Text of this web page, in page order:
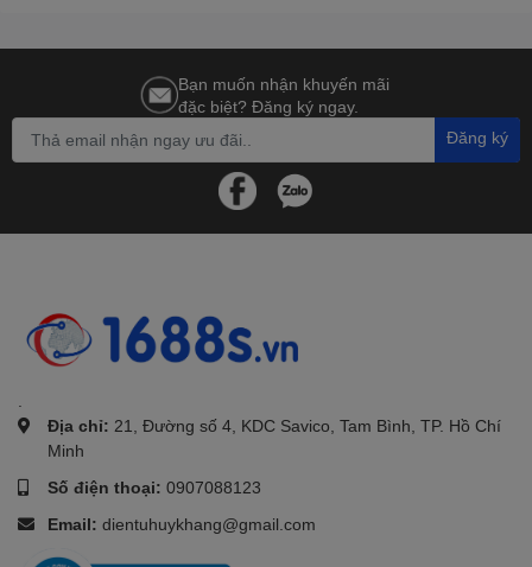
Bạn muốn nhận khuyến mãi
đặc biệt? Đăng ký ngay.
Đăng ký
Địa chỉ: 21, Đường số 4, KDC Savico, Tam Bình, TP. Hồ Chí
Minh
Số điện thoại: 0907088123
Email: dientuhuykhang@gmail.com